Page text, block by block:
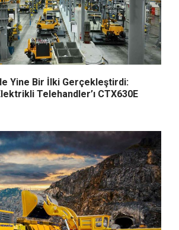
Yine Bir İlki Gerçekleştirdi:
Telehandler’ı CTX630E